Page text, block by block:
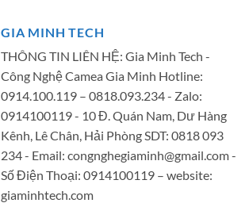
GIA MINH TECH
THÔNG TIN LIÊN HỆ: Gia Minh Tech -
Công Nghệ Camea Gia Minh Hotline:
0914.100.119 – 0818.093.234 - Zalo:
0914100119 - 10 Đ. Quán Nam, Dư Hàng
Kênh, Lê Chân, Hải Phòng SDT: 0818 093
234 - Email: congnghegiaminh@gmail.com-
Số Điện Thoại: 0914100119 – website:
giaminhtech.com